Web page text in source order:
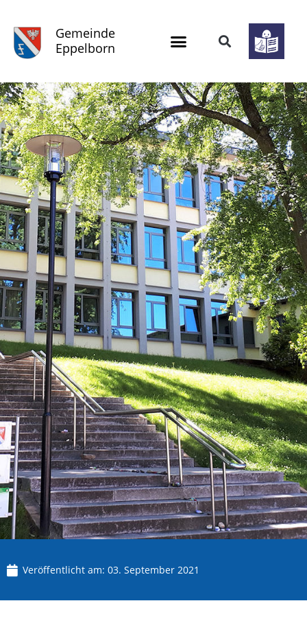
Gemeinde
Eppelborn
Veröffentlicht am: 03. September 2021